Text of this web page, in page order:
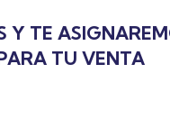
Y TE
TU VENTA